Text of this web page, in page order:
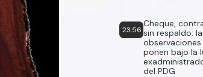
23:56
Cheque,
sin respaldo:
ponen bajo la
del PDG